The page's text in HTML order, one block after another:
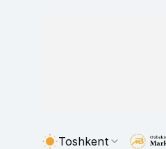
Toshkent